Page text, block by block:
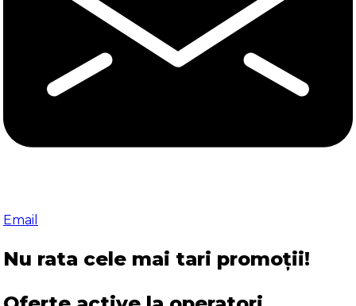
Email
Nu rata cele mai tari promoții!